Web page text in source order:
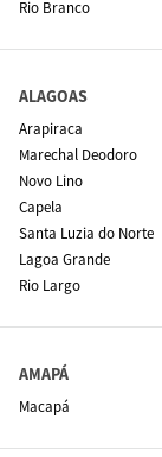
Rio Branco
ALAGOAS
Arapiraca
Marechal Deodoro
Novo Lino
Capela
Santa Luzia do Norte
Lagoa Grande
Rio Largo
AMAPÁ
Macapá